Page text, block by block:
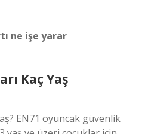
ne işe yarar
Kaç Yaş
EN71 oyuncak güvenlik